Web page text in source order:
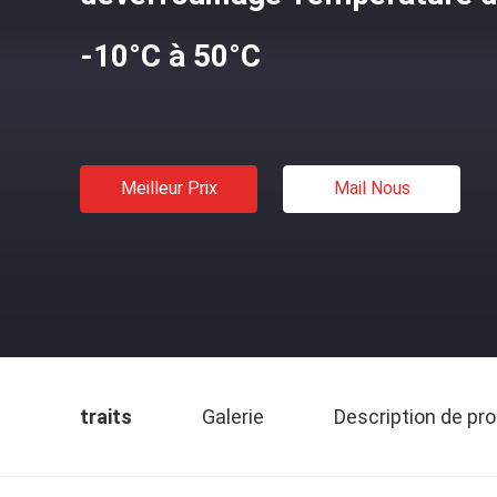
-10°C à 50°C
Meilleur Prix Mail Nous
traits Galerie Description de